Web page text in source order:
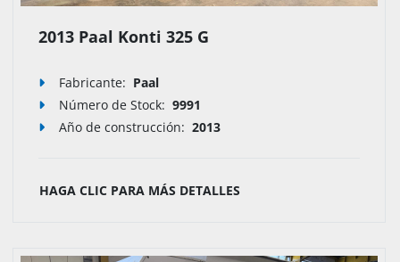
2013 Paal Konti 325 G
Fabricante: Paal
Número de Stock: 9991
Año de construcción: 2013
HAGA CLIC PARA MÁS DETALLES